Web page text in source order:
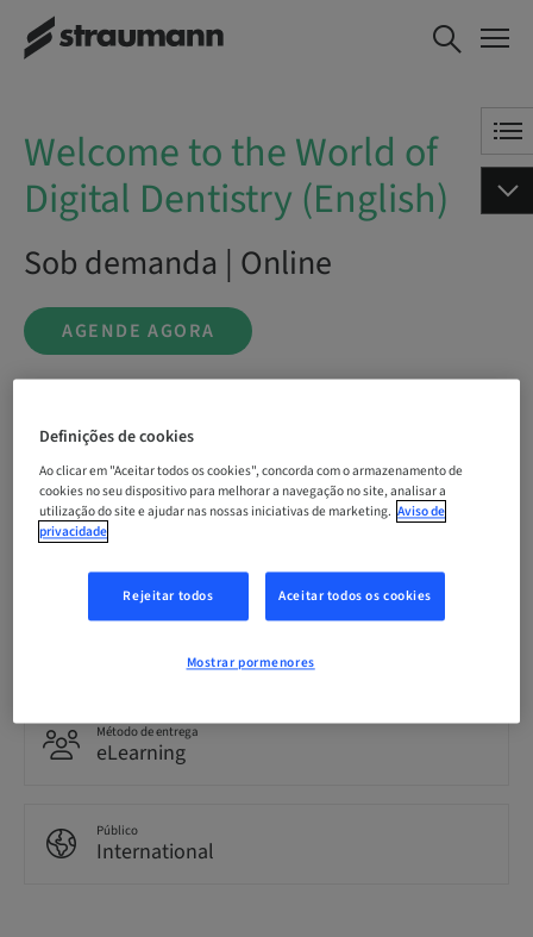
Welcome to the World of
Digital Dentistry (English)
AGENDE AGORA
Welcome to the World of
Digital Dentistry (English)
Sob demanda | Online
AGENDE AGORA
Status
Idioma
0.00 Pontos
Método de entrega
eLearning
Público
International
Definições de cookies
Ao clicar em "Aceitar todos os cookies", concorda com o armazenamento de
cookies no seu dispositivo para melhorar a navegação no site, analisar a
utilização do site e ajudar nas nossas iniciativas de marketing. Aviso de
privacidade
Rejeitar todos Aceitar todos os cookies
Mostrar pormenores